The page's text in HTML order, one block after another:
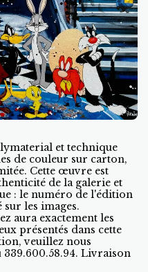
et technique
de couleur sur carton,
Cette œuvre est
de la galerie et
: le numéro de l'édition
les images.
aura exactement les
présentés dans cette
veuillez nous
339.600.58.94. Livraison